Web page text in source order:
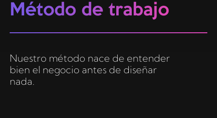
Método de trabajo
Nuestro método nace de entender
bien el negocio antes de diseñar
nada.